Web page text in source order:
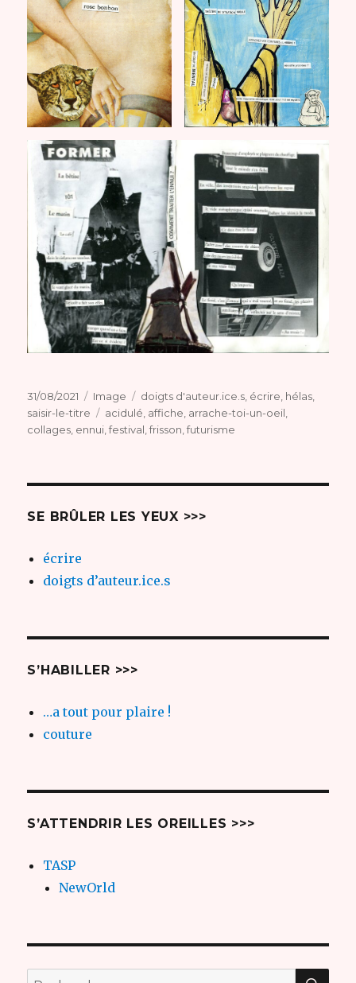
Publié
le
31/08/2021 Format
Image Catégories
doigts d'auteur.ice.s, écrire, hélas,
saisir-le-titre
Étiquettes
acidulé, affiche, arrache-toi-un-oeil,
collages, ennui,festival,frisson,futurisme
SE BRÛLER LES YEUX >>>
écrire
doigts d’auteur.ice.s
S’HABILLER >>>
…a tout pour plaire !
couture
S’ATTENDRIR LES OREILLES >>>
TASP
NewOrld
Recherche